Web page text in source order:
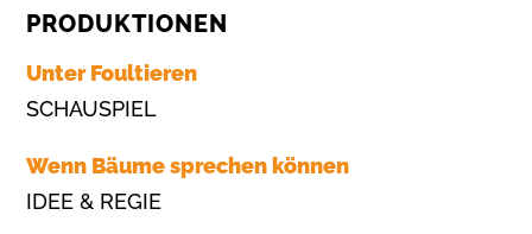
PRODUKTIONEN
Unter Foultieren
SCHAUSPIEL
Wenn Bäume sprechen können
IDEE & REGIE